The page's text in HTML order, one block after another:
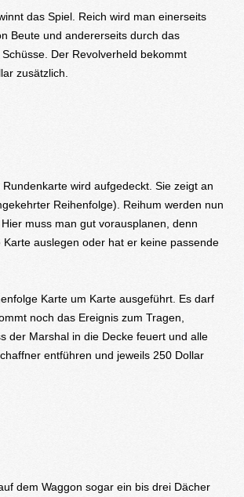
das Spiel. Reich wird man einerseits
Beute und andererseits durch das
Der Revolverheld bekommt
zusätzlich.
wird aufgedeckt. Sie zeigt an
Reihenfolge). Reihum werden nun
muss man gut vorausplanen, denn
auslegen oder hat er keine passende
Karte um Karte ausgeführt. Es darf
noch das Ereignis zum Tragen,
der Marshal in die Decke feuert und alle
entführen und jeweils 250 Dollar
dem Waggon sogar ein bis drei Dächer